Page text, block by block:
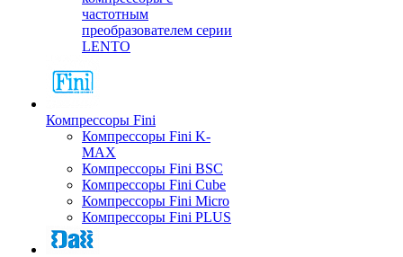
частотным
преобразователем серии
LENTO
Компрессоры Fini
Компрессоры Fini K-
MAX
Компрессоры Fini BSC
Компрессоры Fini Cube
Компрессоры Fini Micro
Компрессоры Fini PLUS